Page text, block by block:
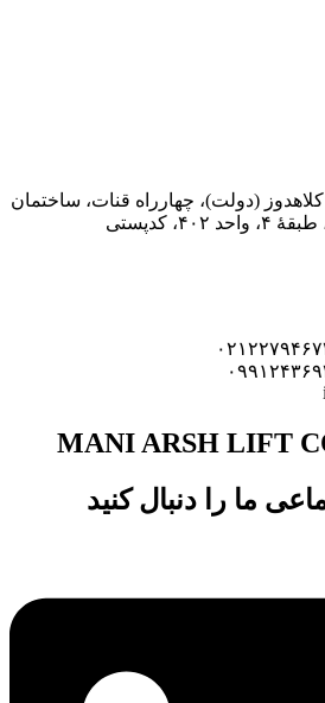
کلاهدوز (دولت)، چهارراه قنات، ساختمان
پارامیس، پلاک ۳۰۸، طبقهٔ ۴، واحد ۴۰۲، کدپستی
MANI ARSH LIFT
ما را دنبال کنید